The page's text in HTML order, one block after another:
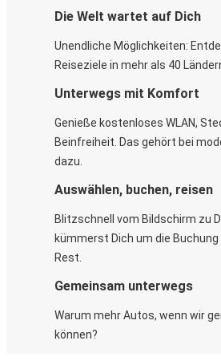
Die Welt wartet auf Dich
Unendliche Möglichkeiten:
Reiseziele in mehr als 40
Unterwegs mit Komfort
Genieße kostenloses WLAN,
Beinfreiheit. Das gehört bei
dazu.
Auswählen, buchen, reisen
Blitzschnell vom Bildschirm zu
kümmerst Dich um die
Rest.
Gemeinsam unterwegs
Warum mehr Autos, wenn wir
können?